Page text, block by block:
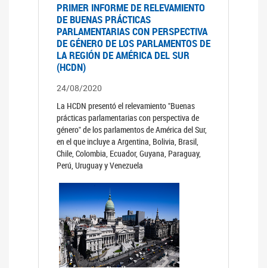
PRIMER INFORME DE RELEVAMIENTO
DE BUENAS PRÁCTICAS
PARLAMENTARIAS CON PERSPECTIVA
DE GÉNERO DE LOS PARLAMENTOS DE
LA REGIÓN DE AMÉRICA DEL SUR
(HCDN)
24/08/2020
La HCDN presentó el relevamiento "Buenas
prácticas parlamentarias con perspectiva de
género" de los parlamentos de América del Sur,
en el que incluye a Argentina, Bolivia, Brasil,
Chile, Colombia, Ecuador, Guyana, Paraguay,
Perú, Uruguay y Venezuela